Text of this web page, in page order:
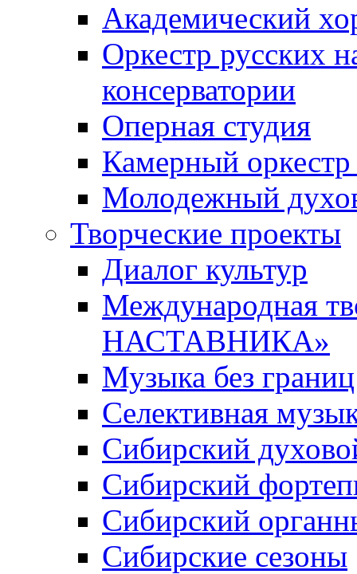
Академический
Оркестр русских
консерватории
Оперная студия
Камерный оркестр
Молодежный
Творческие проекты
Диалог культур
Международная
НАСТАВНИКА»
Музыка без границ
Селективная
Сибирский
Сибирский
Сибирский
Сибирские сезоны